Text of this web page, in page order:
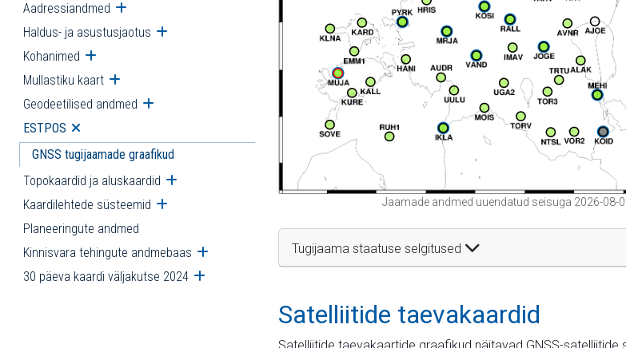
Aadressiandmed Ava alammenüü
Haldus- ja asustusjaotus Ava alammenüü
Kohanimed Ava alammenüü
Mullastiku kaart Ava alammenüü
Geodeetilised andmed Ava alammenüü
ESTPOS Ava alammenüü
GNSS tugijaamade graafikud
Topokaardid ja aluskaardid Ava alammenüü
Kaardilehtede süsteemid Ava alammenüü
Planeeringute andmed
Kinnisvara tehingute andmebaas Ava alammenüü
30 päeva kaardi väljakutse 2024 Ava alammenüü
Jaamade andmed uuendatud seisuga 2026-08-
Tugijaama staatuse selgitused
Satelliitide taevakaardid
Satelliitide taevakaartide graafikud näitavad GNSS-